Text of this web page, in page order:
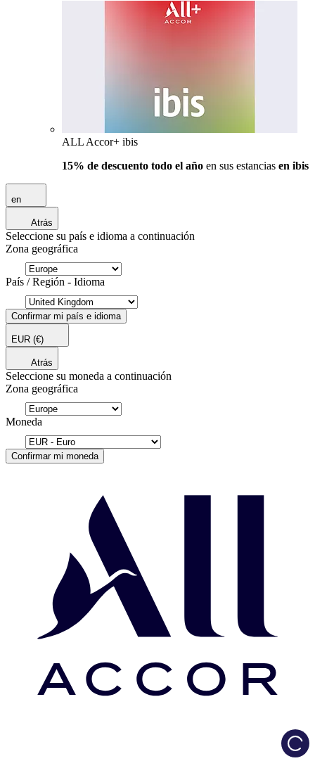
ALL Accor+ ibis
15% de descuento todo el año en sus estancias en ibis
en
Atrás
Seleccione su país e idioma a continuación
Zona geográfica
País / Región - Idioma
Confirmar mi país e idioma
EUR (€)
Atrás
Seleccione su moneda a continuación
Zona geográfica
Moneda
Confirmar mi moneda